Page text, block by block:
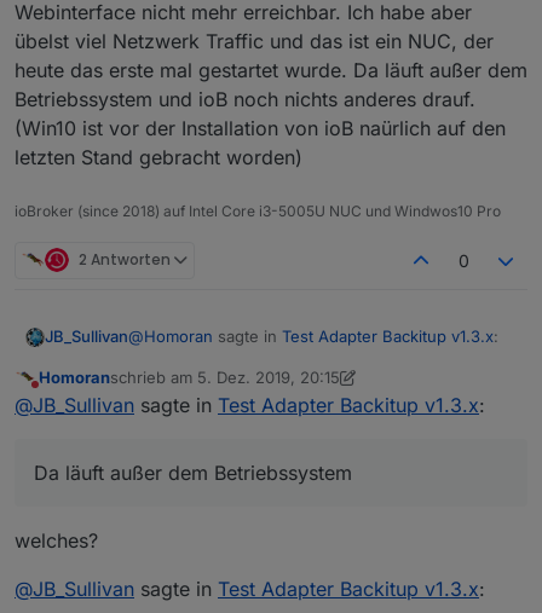
Webinterface nicht mehr erreichbar. Ich habe aber
übelst viel Netzwerk Traffic und das ist ein NUC, der
heute das erste mal gestartet wurde. Da läuft außer dem
Betriebssystem und ioB noch nichts anderes drauf.
(Win10 ist vor der Installation von ioB naürlich auf den
letzten Stand gebracht worden)
ioBroker (since 2018) auf Intel Core i3-5005U NUC und Windwos10 Pro
2 Antworten 0
JB_Sullivan@Homoran sagte in Test Adapter Backitup v1.3.x:
mal F5 oder STRG-F5 gedrückt
Habe ich eben gerade gemacht - nun ist das
Webinterface nicht mehr erreichbar. Ich habe aber
anderes drauf. (Win10 ist vor der Installation von
ioB naürlich auf den letzten Stand gebracht
Nicht stören
Homoranschrieb am 5. Dez. 2019, 20:15
zuletzt editiert von Homoran 12. Mai 2019, 21:17
@JB_Sullivan sagte in Test Adapter Backitup v1.3.x:
Da läuft außer dem Betriebssystem
welches?
@JB_Sullivan sagte in Test Adapter Backitup v1.3.x: